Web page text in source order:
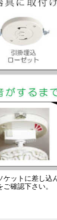
ットに差し込
確認下さい。